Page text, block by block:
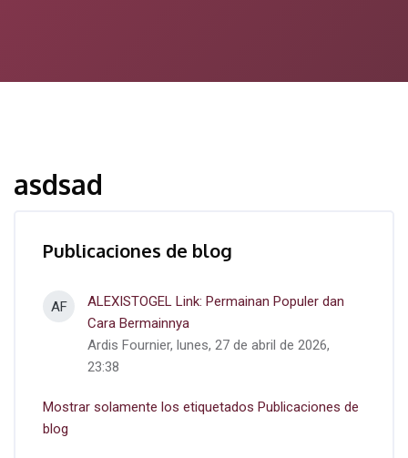
asdsad
Publicaciones de blog
AF
ALEXISTOGEL Link: Permainan Populer dan
Cara Bermainnya
Ardis Fournier, lunes, 27 de abril de 2026,
23:38
Mostrar solamente los etiquetados Publicaciones de
blog